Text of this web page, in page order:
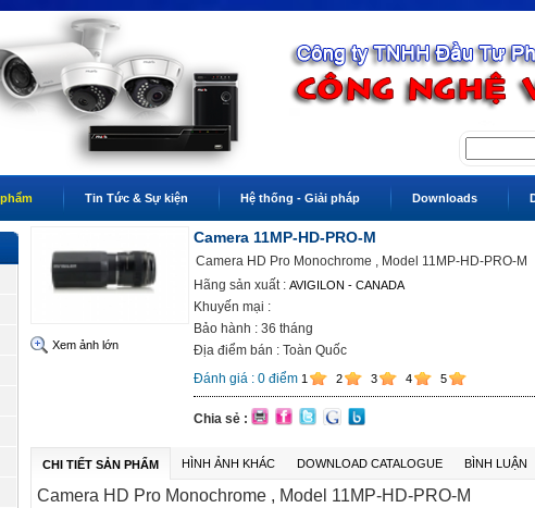
Tin Tức & Sự kiện Hệ thống - Giải pháp Downloads
Xem ảnh lớn
Camera 11MP-HD-PRO-M
Camera HD Pro Monochrome , Model 11MP-HD-PRO-M
Hãng sản xuất : AVIGILON - CANADA
Khuyến mại :
Bảo hành : 36 tháng
Địa điểm bán : Toàn Quốc
Đánh giá : 0 điểm 1 2 3 4 5
Chia sẻ :
CHI TIẾT SẢN PHẨM HÌNH ẢNH KHÁC DOWNLOAD CATALOGUE BÌNH LUẬN
Camera HD Pro Monochrome , Model 11MP-HD-PRO-M